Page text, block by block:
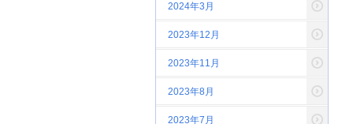
2024年3月
2023年12月
2023年11月
2023年8月
2023年7月